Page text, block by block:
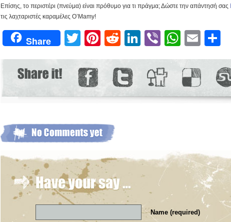
Επίσης, το περιστέρι (πνεύμα) είναι πρόθυμο για τι πράγμα; Δώστε την απάντησή σας
τις λαχταριστές καραμέλες O’Mamy!
Share Twitter
Pinterest
RedditLinkedIn
Viber Email
Name (required)